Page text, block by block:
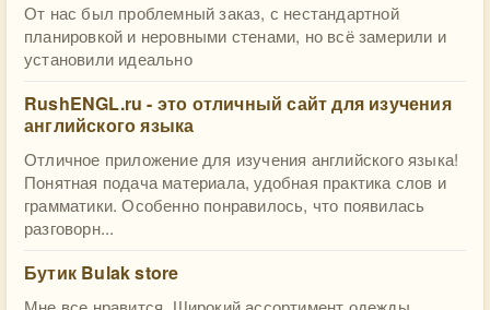
От нас был проблемный заказ, с нестандартной
планировкой и неровными стенами, но всё замерили и
установили идеально
RushENGL.ru - это отличный сайт для изучения
английского языка
Отличное приложение для изучения английского языка!
Понятная подача материала, удобная практика слов и
грамматики. Особенно понравилось, что появилась
разговорн...
Бутик Bulak store